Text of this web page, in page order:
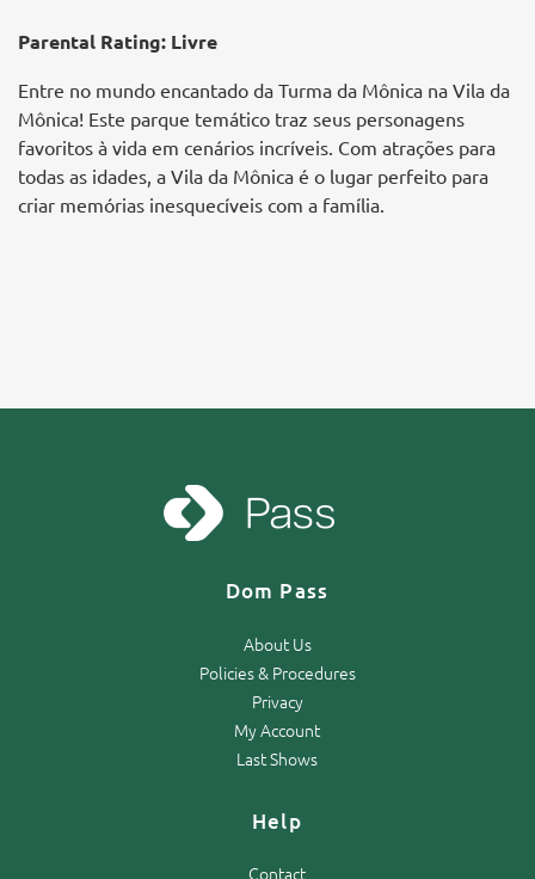
Parental Rating: Livre
Entre no mundo encantado da Turma da Mônica na Vila da
Mônica! Este parque temático traz seus personagens
favoritos à vida em cenários incríveis. Com atrações para
todas as idades, a Vila da Mônica é o lugar perfeito para
criar memórias inesquecíveis com a família.
Dom Pass
About Us
Policies & Procedures
Privacy
My Account
Last Shows
Help
Contact